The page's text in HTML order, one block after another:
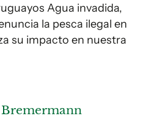
Agua invadida,
la pesca ilegal en
su impacto en nuestra